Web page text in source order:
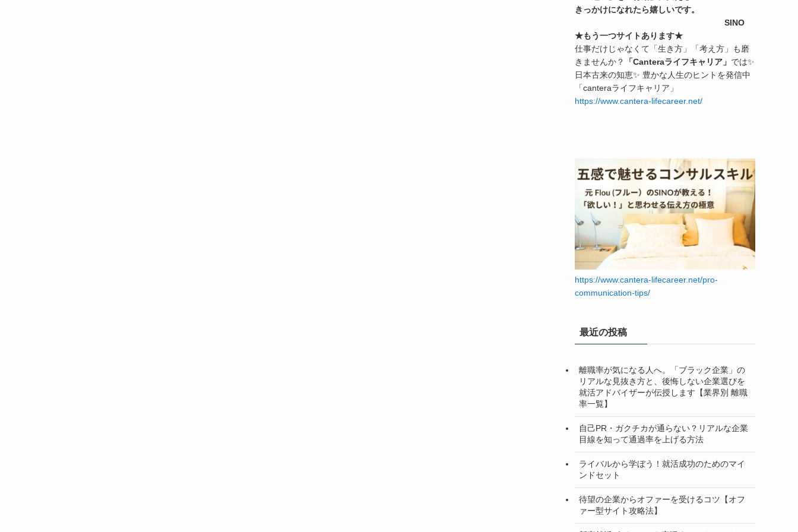
きっかけになれたら嬉しいです。
SINO
★もう一つサイトあります★
仕事だけじゃなくて「生き方」「考え方」も磨
きませんか？
「Canteraライフキャリア」 では✨
日本古来の知恵✨ 豊かな人生のヒントを発信中
「canteraライフキャリア」
https://www.cantera-lifecareer.net/
https://www.cantera-lifecareer.net/pro-
communication-tips/
最近の投稿
離職率が気になる人へ。「ブラック企業」の
リアルな見抜き方と、後悔しない企業選びを
就活アドバイザーが伝授します【業界別 離職
率一覧】
自己PR・ガクチカが通らない？リアルな企業
目線を知って通過率を上げる方法
ライバルから学ぼう！就活成功のためのマイ
ンドセット
待望の企業からオファーを受けるコツ【オフ
ァー型サイト攻略法】